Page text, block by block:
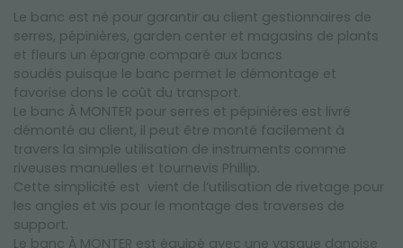
Le banc est né pour garantir au client gestionnaires de
serres, pépinières, garden center et magasins de plants
et fleurs un épargne comparé aux bancs
soudés puisque le banc permet le démontage et
favorise dons le coût du transport.
Le banc À MONTER pour serres et pépinières est livré
démonté au client, il peut être monté facilement à
travers la simple utilisation de instruments comme
riveuses manuelles et tournevis Phillip.
Cette simplicité est vient de l’utilisation de rivetage pour
les angles et vis pour le montage des traverses de
support.
Le banc À MONTER est équipé avec une vasque danoise